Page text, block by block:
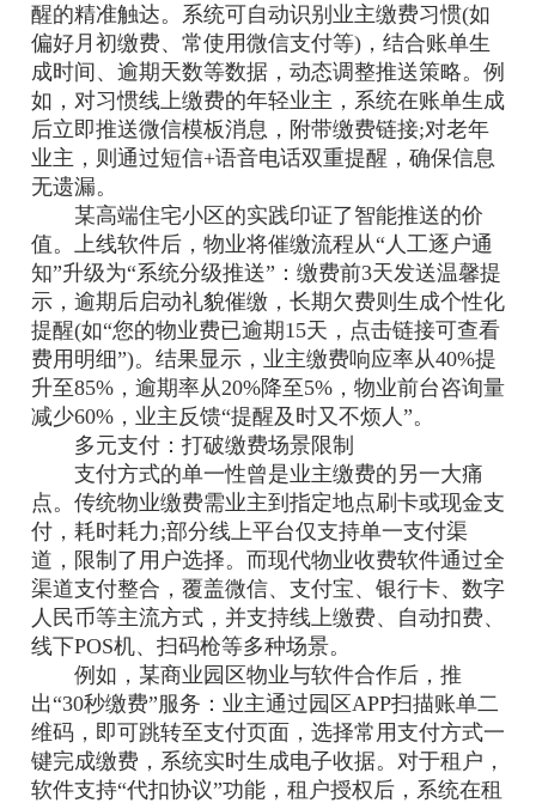
醒的精准触达。系统可自动识别业主缴费习惯(如
偏好月初缴费、常使用微信支付等)，结合账单生
成时间、逾期天数等数据，动态调整推送策略。例
如，对习惯线上缴费的年轻业主，系统在账单生成
后立即推送微信模板消息，附带缴费链接;对老年
业主，则通过短信+语音电话双重提醒，确保信息
无遗漏。
某高端住宅小区的实践印证了智能推送的价
值。上线软件后，物业将催缴流程从“人工逐户通
知”升级为“系统分级推送”：缴费前3天发送温馨提
示，逾期后启动礼貌催缴，长期欠费则生成个性化
提醒(如“您的物业费已逾期15天，点击链接可查看
费用明细”)。结果显示，业主缴费响应率从40%提
升至85%，逾期率从20%降至5%，物业前台咨询量
减少60%，业主反馈“提醒及时又不烦人”。
多元支付：打破缴费场景限制
支付方式的单一性曾是业主缴费的另一大痛
点。传统物业缴费需业主到指定地点刷卡或现金支
付，耗时耗力;部分线上平台仅支持单一支付渠
道，限制了用户选择。而现代物业收费软件通过全
渠道支付整合，覆盖微信、支付宝、银行卡、数字
人民币等主流方式，并支持线上缴费、自动扣费、
线下POS机、扫码枪等多种场景。
例如，某商业园区物业与软件合作后，推
出“30秒缴费”服务：业主通过园区APP扫描账单二
维码，即可跳转至支付页面，选择常用支付方式一
键完成缴费，系统实时生成电子收据。对于租户，
软件支持“代扣协议”功能，租户授权后，系统在租